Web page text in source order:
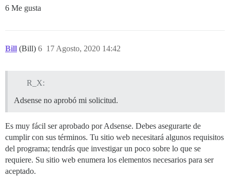
6 Me gusta
Bill (Bill) 17 Agosto, 2020 14:42
6
R_X:
Adsense no aprobó mi solicitud.
Es muy fácil ser aprobado por Adsense. Debes asegurarte de
cumplir con sus términos. Tu sitio web necesitará algunos requisitos
del programa; tendrás que investigar un poco sobre lo que se
requiere. Su sitio web enumera los elementos necesarios para ser
aceptado.